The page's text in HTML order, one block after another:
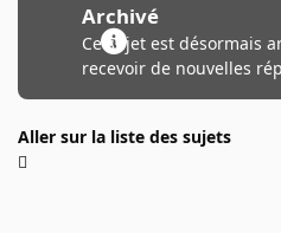
Archivé
Ce sujet est désormais
recevoir de nouvelles
Aller sur la liste des sujets